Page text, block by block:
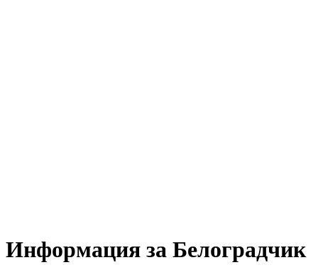
Информация за Белоградчик